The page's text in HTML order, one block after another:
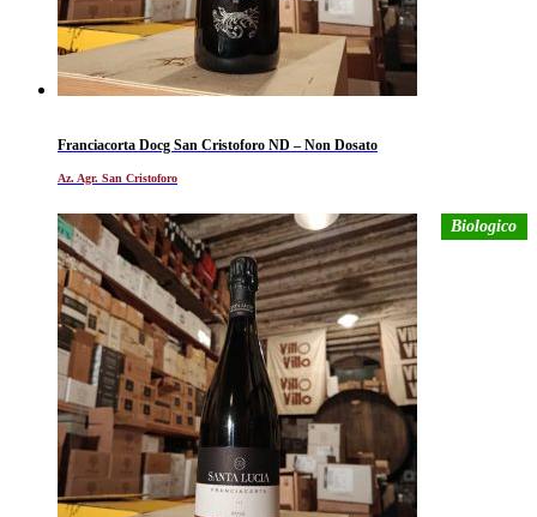
Franciacorta Docg San Cristoforo ND – Non Dosato
Az. Agr. San Cristoforo
Biologico